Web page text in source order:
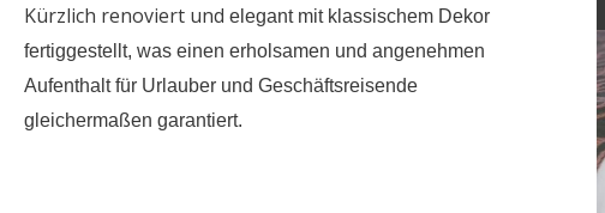
Kürzlich renoviert und elegant mit klassischem Dekor
fertiggestellt, was einen erholsamen und angenehmen
Aufenthalt für Urlauber und Geschäftsreisende
gleichermaßen garantiert.